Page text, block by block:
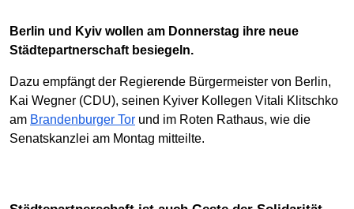
Berlin und Kyiv wollen am Donnerstag ihre neue
Städtepartnerschaft besiegeln.
Dazu empfängt der Regierende Bürgermeister von Berlin,
Kai Wegner (CDU), seinen Kyiver Kollegen Vitali Klitschko
am Brandenburger Tor und im Roten Rathaus, wie die
Senatskanzlei am Montag mitteilte.